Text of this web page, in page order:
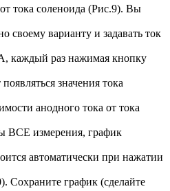
тока соленоида (Рис.9). Вы
своему варианту и задавать ток
каждый раз нажимая кнопку
значения тока
анодного тока от тока
ВСЕ измерения, график
автоматически при нажатии
Сохраните график (сделайте